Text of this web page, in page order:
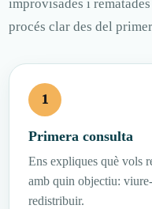
improvisades i
procés clar des del
Primera consulta
Ens expliques què vols
amb quin objectiu:
redistribuir.